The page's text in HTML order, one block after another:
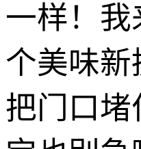
一样！
个美味
把门口